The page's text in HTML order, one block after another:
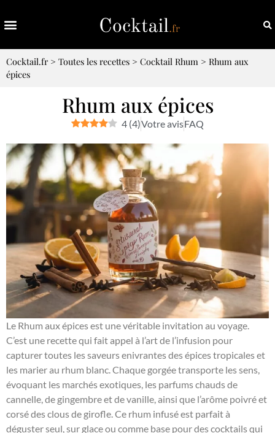
Cocktail.fr> Toutes les recettes > Cocktail Rhum > Rhum aux
épices
Rhum aux épices
4 (4)Votre avisFAQ
Le Rhum aux épices est une véritable invitation au voyage.
C’est une recette qui fait appel à l’art de l’infusion pour
capturer toutes les saveurs enivrantes des épices tropicales et
les marier au rhum blanc. Chaque gorgée transporte les sens,
évoquant les marchés exotiques, les parfums chauds de
cannelle, de gingembre et de vanille, ainsi que l’arôme poivré et
corsé des clous de girofle. Ce rhum infusé est parfait à
déguster seul, sur glace ou comme base pour des cocktails qui